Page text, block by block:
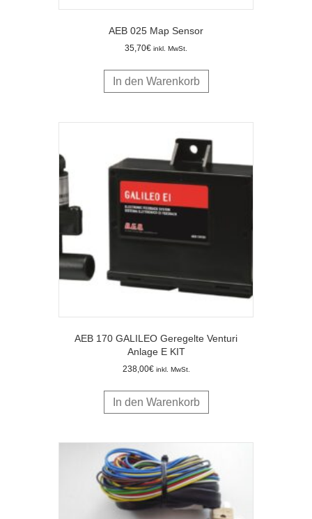
AEB 025 Map Sensor
35,70€ inkl. MwSt.
In den Warenkorb
AEB 170 GALILEO Geregelte Venturi
Anlage E KIT
238,00€ inkl. MwSt.
In den Warenkorb